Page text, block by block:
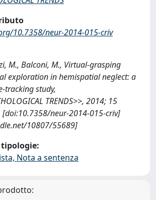
10.7358/neur-2014-015-criv
M., Balconi, M., Virtual-grasping
exploration in hemispatial neglect: a
tracking study,
TRENDS>>, 2014; 15
[doi:10.7358/neur-2014-015-criv]
10807/55689]
Nota a sentenza